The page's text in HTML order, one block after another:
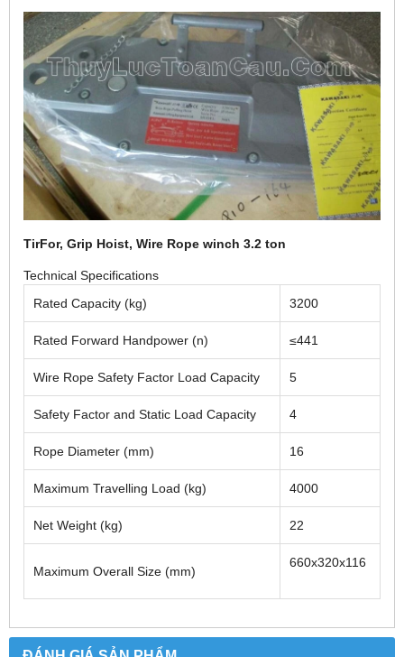
TirFor, Grip Hoist, Wire Rope winch 3.2 ton
Technical Specifications
Rated Capacity (kg)
3200
Rated Forward Handpower (n) ≤441
Wire Rope Safety Factor Load Capacity 5
Safety Factor and Static Load Capacity 4
Rope Diameter (mm) 16
Maximum Travelling Load (kg) 4000
Net Weight (kg) 22
Maximum Overall Size (mm)
660x320x116